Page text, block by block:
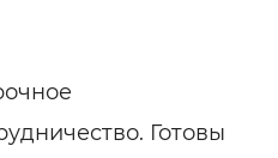
Готовы